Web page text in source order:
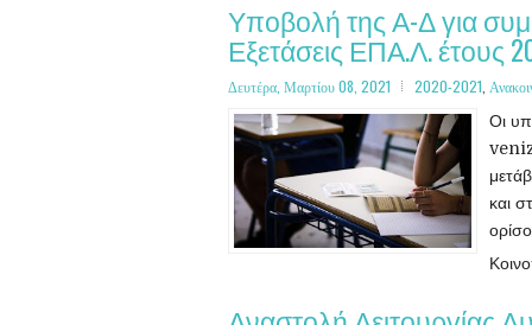
Υποβολή της Α-Δ για
Εξετάσεις ΕΠΑ.Λ. έτους
Δευτέρα, Μαρτίου 08, 2021 2020-2021,
Οι
και